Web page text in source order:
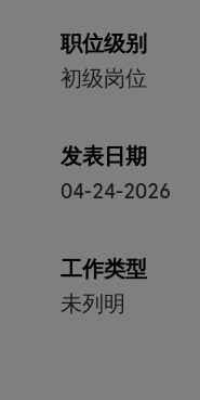
职位级别
初级岗位
发表日期
04-24-2026
工作类型
未列明